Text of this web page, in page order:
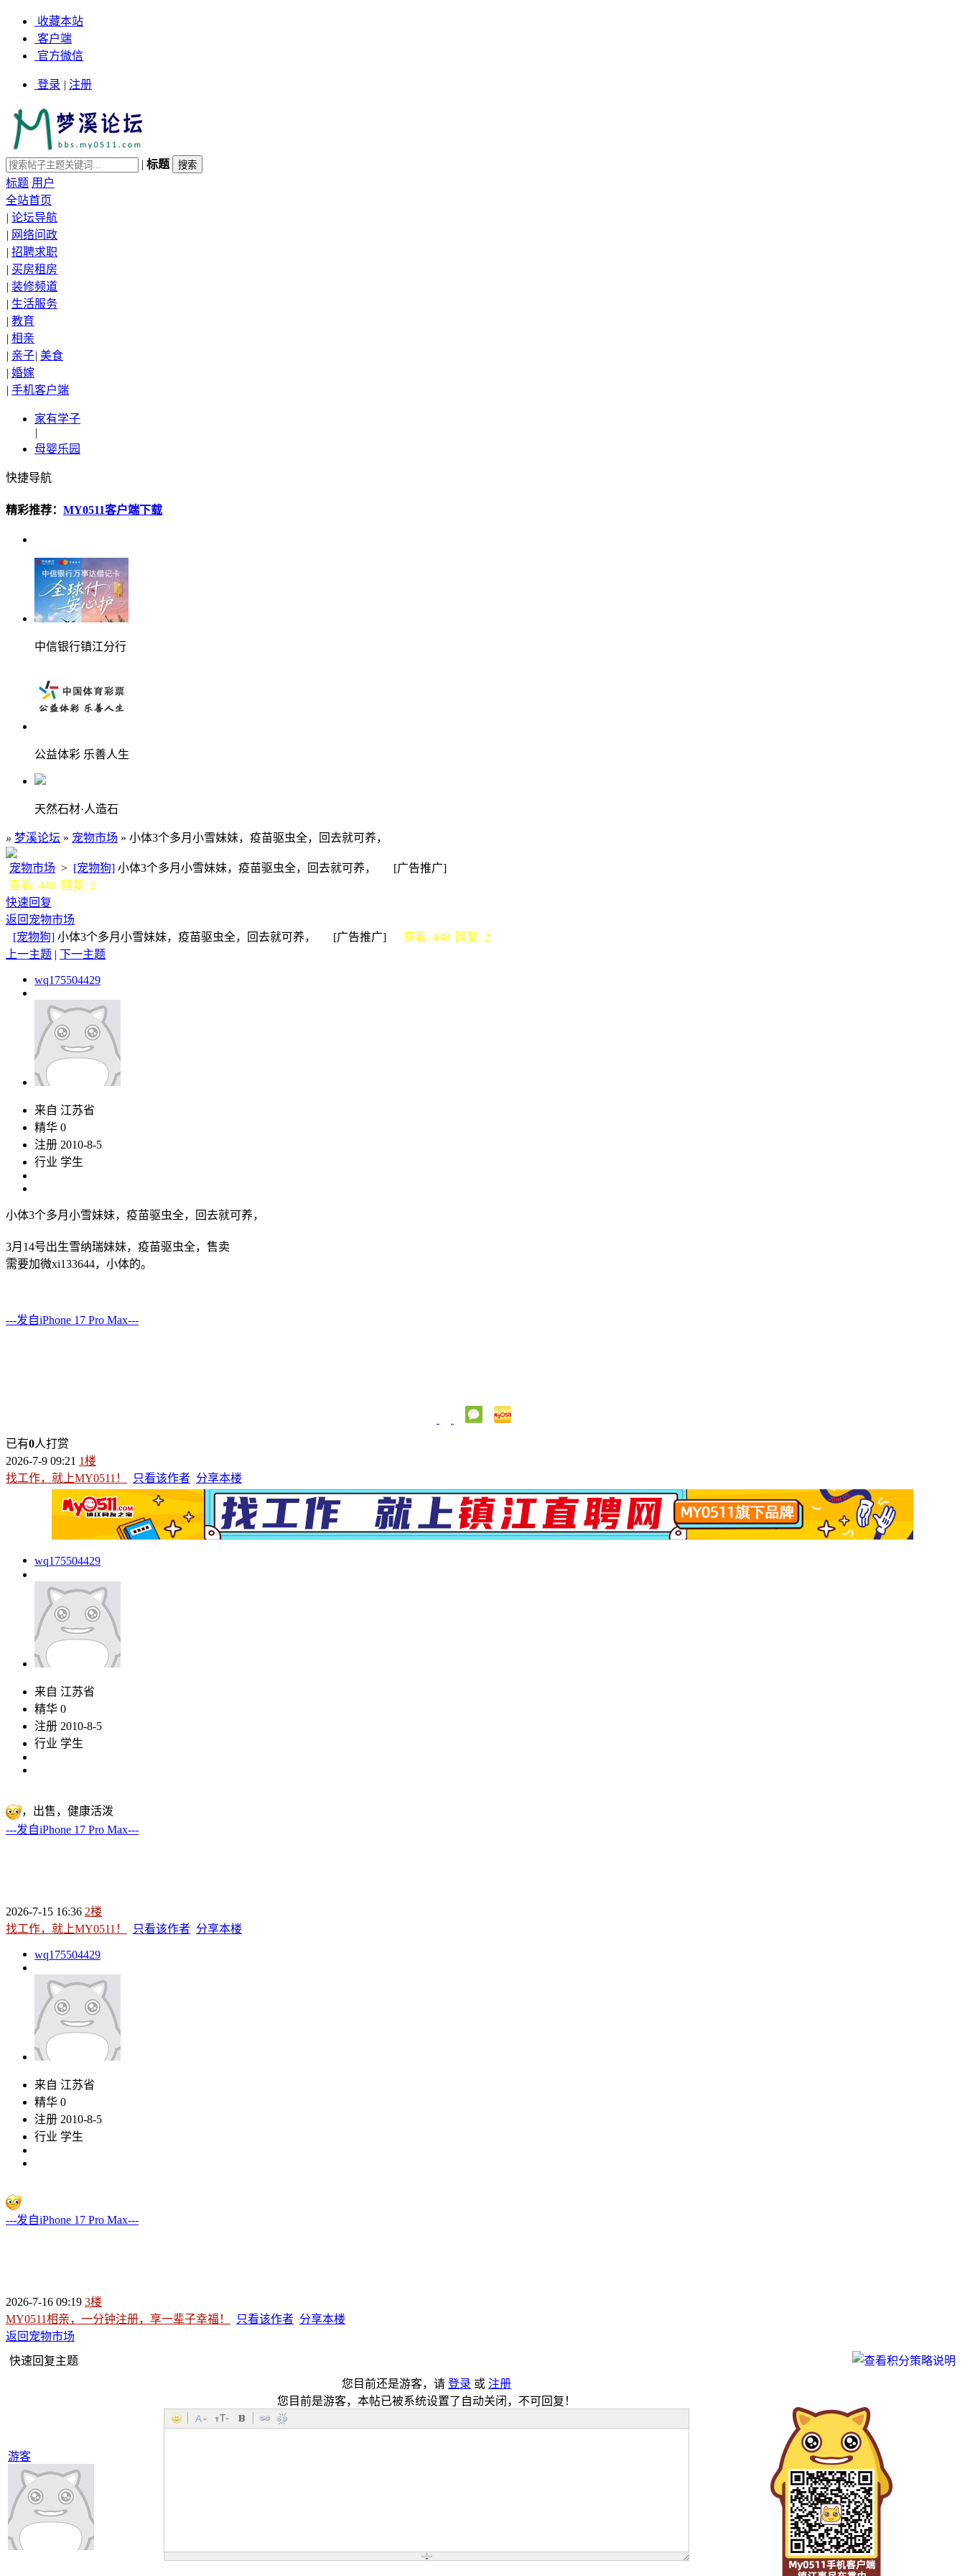
收藏本站
客户端
官方微信
登录 | 注册
| 标题
标题 用户
全站首页
| 论坛导航
| 网络问政
| 招聘求职
| 买房租房
| 装修频道
| 生活服务
| 教育
| 相亲
| 亲子| 美食
| 婚嫁
| 手机客户端
家有学子
|
母婴乐园
快捷导航
精彩推荐： MY0511客户端下载
中信银行镇江分行
公益体彩 乐善人生
天然石材·人造石
» 梦溪论坛 » 宠物市场 » 小体3个多月小雪妹妹，疫苗驱虫全，回去就可养，
宠物市场 > [宠物狗] 小体3个多月小雪妹妹，疫苗驱虫全，回去就可养， [广告推广]
查看: 448 回复: 2
快速回复
返回宠物市场
[宠物狗] 小体3个多月小雪妹妹，疫苗驱虫全，回去就可养， [广告推广] 查看: 448 回复: 2
上一主题 | 下一主题
wq175504429
来自 江苏省
精华 0
注册 2010-8-5
行业 学生
小体3个多月小雪妹妹，疫苗驱虫全，回去就可养，
3月14号出生雪纳瑞妹妹，疫苗驱虫全，售卖
需要加微xi133644，小体的。
---发自iPhone 17 Pro Max---
已有0人打赏
2026-7-9 09:21 1楼
找工作，就上MY0511！
只看该作者 分享本楼
wq175504429
来自 江苏省
精华 0
注册 2010-8-5
行业 学生
，出售，健康活泼
---发自iPhone 17 Pro Max---
2026-7-15 16:36 2楼
找工作，就上MY0511！
只看该作者 分享本楼
wq175504429
来自 江苏省
精华 0
注册 2010-8-5
行业 学生
---发自iPhone 17 Pro Max---
2026-7-16 09:19 3楼
MY0511相亲，一分钟注册，享一辈子幸福！
只看该作者 分享本楼
返回宠物市场
快速回复主题
游客
您目前还是游客，请 登录 或 注册
您目前是游客，本帖已被系统设置了自动关闭，不可回复！